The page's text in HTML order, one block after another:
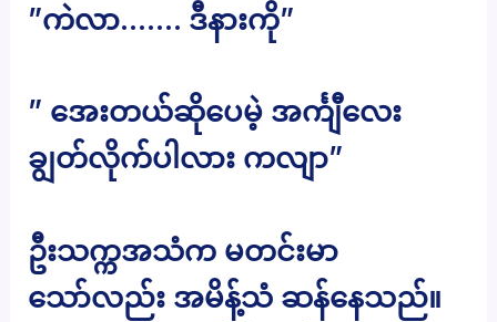
”ကဲလာ……. ဒီနားကို”
” အေးတယ်ဆိုပေမဲ့ အင်္ကျီလေး
ချွတ်လိုက်ပါလား ကလျာ”
ဦးသက္ကအသံက မတင်းမာ
သော်လည်း အမိန့်သံ ဆန်နေသည်။